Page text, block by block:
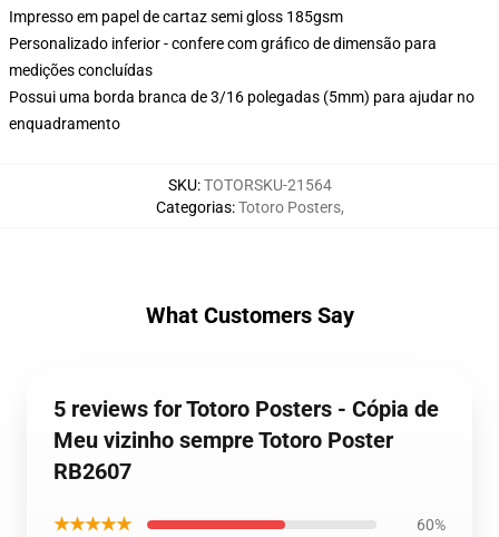
Impresso em papel de cartaz semi gloss 185gsm
Personalizado inferior - confere com gráfico de dimensão para
medições concluídas
Possui uma borda branca de 3/16 polegadas (5mm) para ajudar no
enquadramento
SKU:TOTORSKU-21564
Categorias:Totoro Posters,
What Customers Say
5 reviews for Totoro Posters - Cópia de
Meu vizinho sempre Totoro Poster
RB2607
★★★★★ 60%